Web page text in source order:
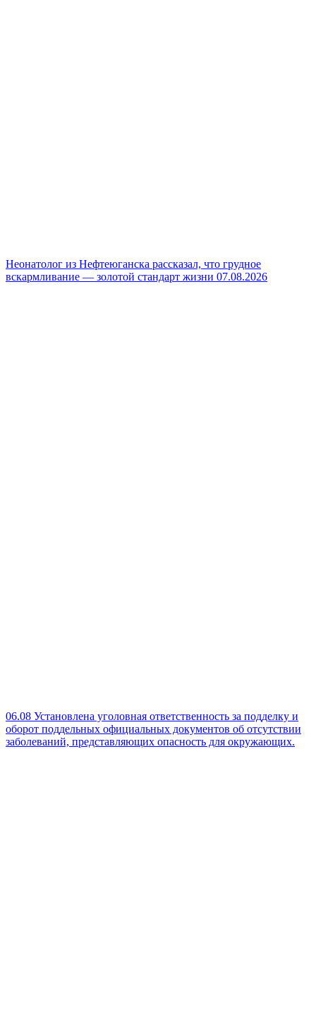
Неонатолог из Нефтеюганска рассказал, что грудное
вскармливание — золотой стандарт жизни 07.08.2026
06.08 Установлена уголовная ответственность за подделку и
оборот поддельных официальных документов об отсутствии
заболеваний, представляющих опасность для окружающих.